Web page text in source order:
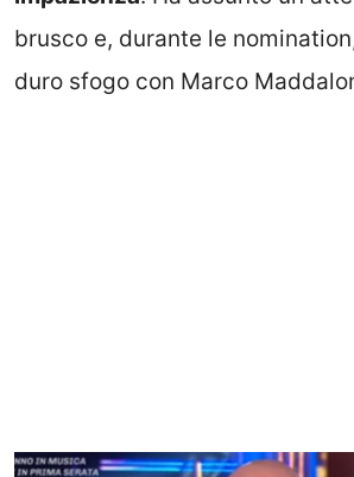
brusco e, durante le
duro sfogo con Marco